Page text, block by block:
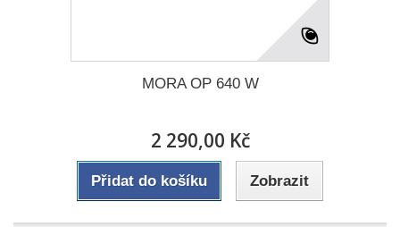
MORA OP 640 W
2 290,00 Kč
Přidat do košíku Zobrazit